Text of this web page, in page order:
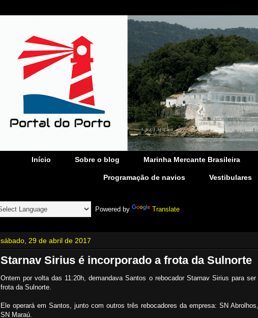
Início Sobre o blog Marinha Mercante Brasileira
Programação de navios Vestibulares
Powered by Translate
sábado, 29 de abril de 2017
Starnav Sirius é incorporado a frota da Sulnorte
Ontem por volta das 11:20h, demandava Santos o rebocador Starnav Sirius para ser
frota da Sulnorte.
Ele operará em Santos, junto com outros três rebocadores da empresa: SN
SN Maraú.